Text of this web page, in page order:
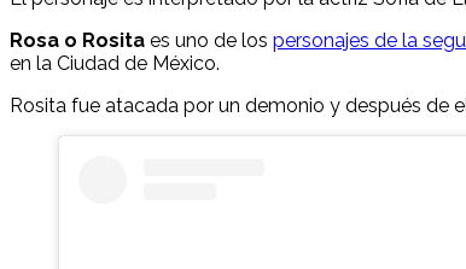
Rosa o Rosita es uno de los personajes de la
en la Ciudad de México.
Rosita fue atacada por un demonio y después de